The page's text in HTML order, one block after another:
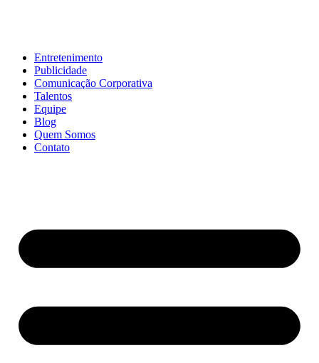
Entretenimento
Publicidade
Comunicação Corporativa
Talentos
Equipe
Blog
Quem Somos
Contato